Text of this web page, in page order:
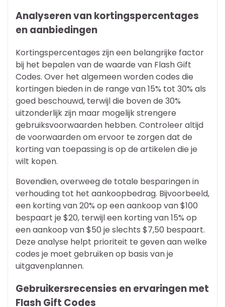
Analyseren van kortingspercentages
en aanbiedingen
Kortingspercentages zijn een belangrijke factor
bij het bepalen van de waarde van Flash Gift
Codes. Over het algemeen worden codes die
kortingen bieden in de range van 15% tot 30% als
goed beschouwd, terwijl die boven de 30%
uitzonderlijk zijn maar mogelijk strengere
gebruiksvoorwaarden hebben. Controleer altijd
de voorwaarden om ervoor te zorgen dat de
korting van toepassing is op de artikelen die je
wilt kopen.
Bovendien, overweeg de totale besparingen in
verhouding tot het aankoopbedrag. Bijvoorbeeld,
een korting van 20% op een aankoop van $100
bespaart je $20, terwijl een korting van 15% op
een aankoop van $50 je slechts $7,50 bespaart.
Deze analyse helpt prioriteit te geven aan welke
codes je moet gebruiken op basis van je
uitgavenplannen.
Gebruikersrecensies en ervaringen met
Flash Gift Codes